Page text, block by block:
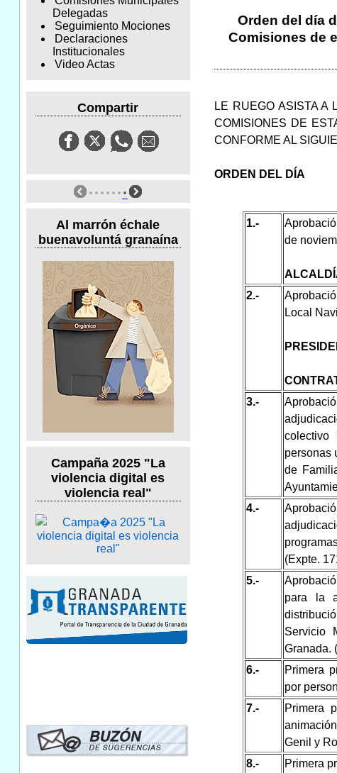
Delegadas
Seguimiento Mociones
Declaraciones
Institucionales
Video Actas
Compartir
Al marrón échale
buenavoluntá granaína
Campaña 2025 "La
violencia digital es
violencia real"
Orden del día
Comisiones de
LE RUEGO ASISTA A
COMISIONES DE
CONFORME AL
ORDEN DEL DÍA
1.-
de
2.-
Local
3.-
personas
de
4.-
(Expte.
5.-
para la
Servicio
Granada.
6.-
Primera
por
7.-
Primera
Genil y
8.-
Primera